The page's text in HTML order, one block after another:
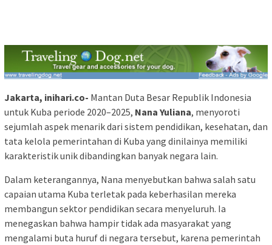
Jakarta, inihari.co- Mantan Duta Besar Republik Indonesia
untuk Kuba periode 2020–2025, Nana Yuliana, menyoroti
sejumlah aspek menarik dari sistem pendidikan, kesehatan, dan
tata kelola pemerintahan di Kuba yang dinilainya memiliki
karakteristik unik dibandingkan banyak negara lain.
Dalam keterangannya, Nana menyebutkan bahwa salah satu
capaian utama Kuba terletak pada keberhasilan mereka
membangun sektor pendidikan secara menyeluruh. Ia
menegaskan bahwa hampir tidak ada masyarakat yang
mengalami buta huruf di negara tersebut, karena pemerintah